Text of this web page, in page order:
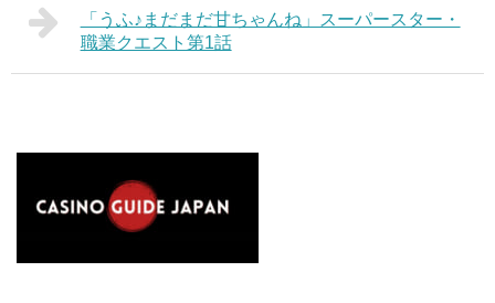
「うふ♪まだまだ甘ちゃんね」スーパースター・
職業クエスト第1話